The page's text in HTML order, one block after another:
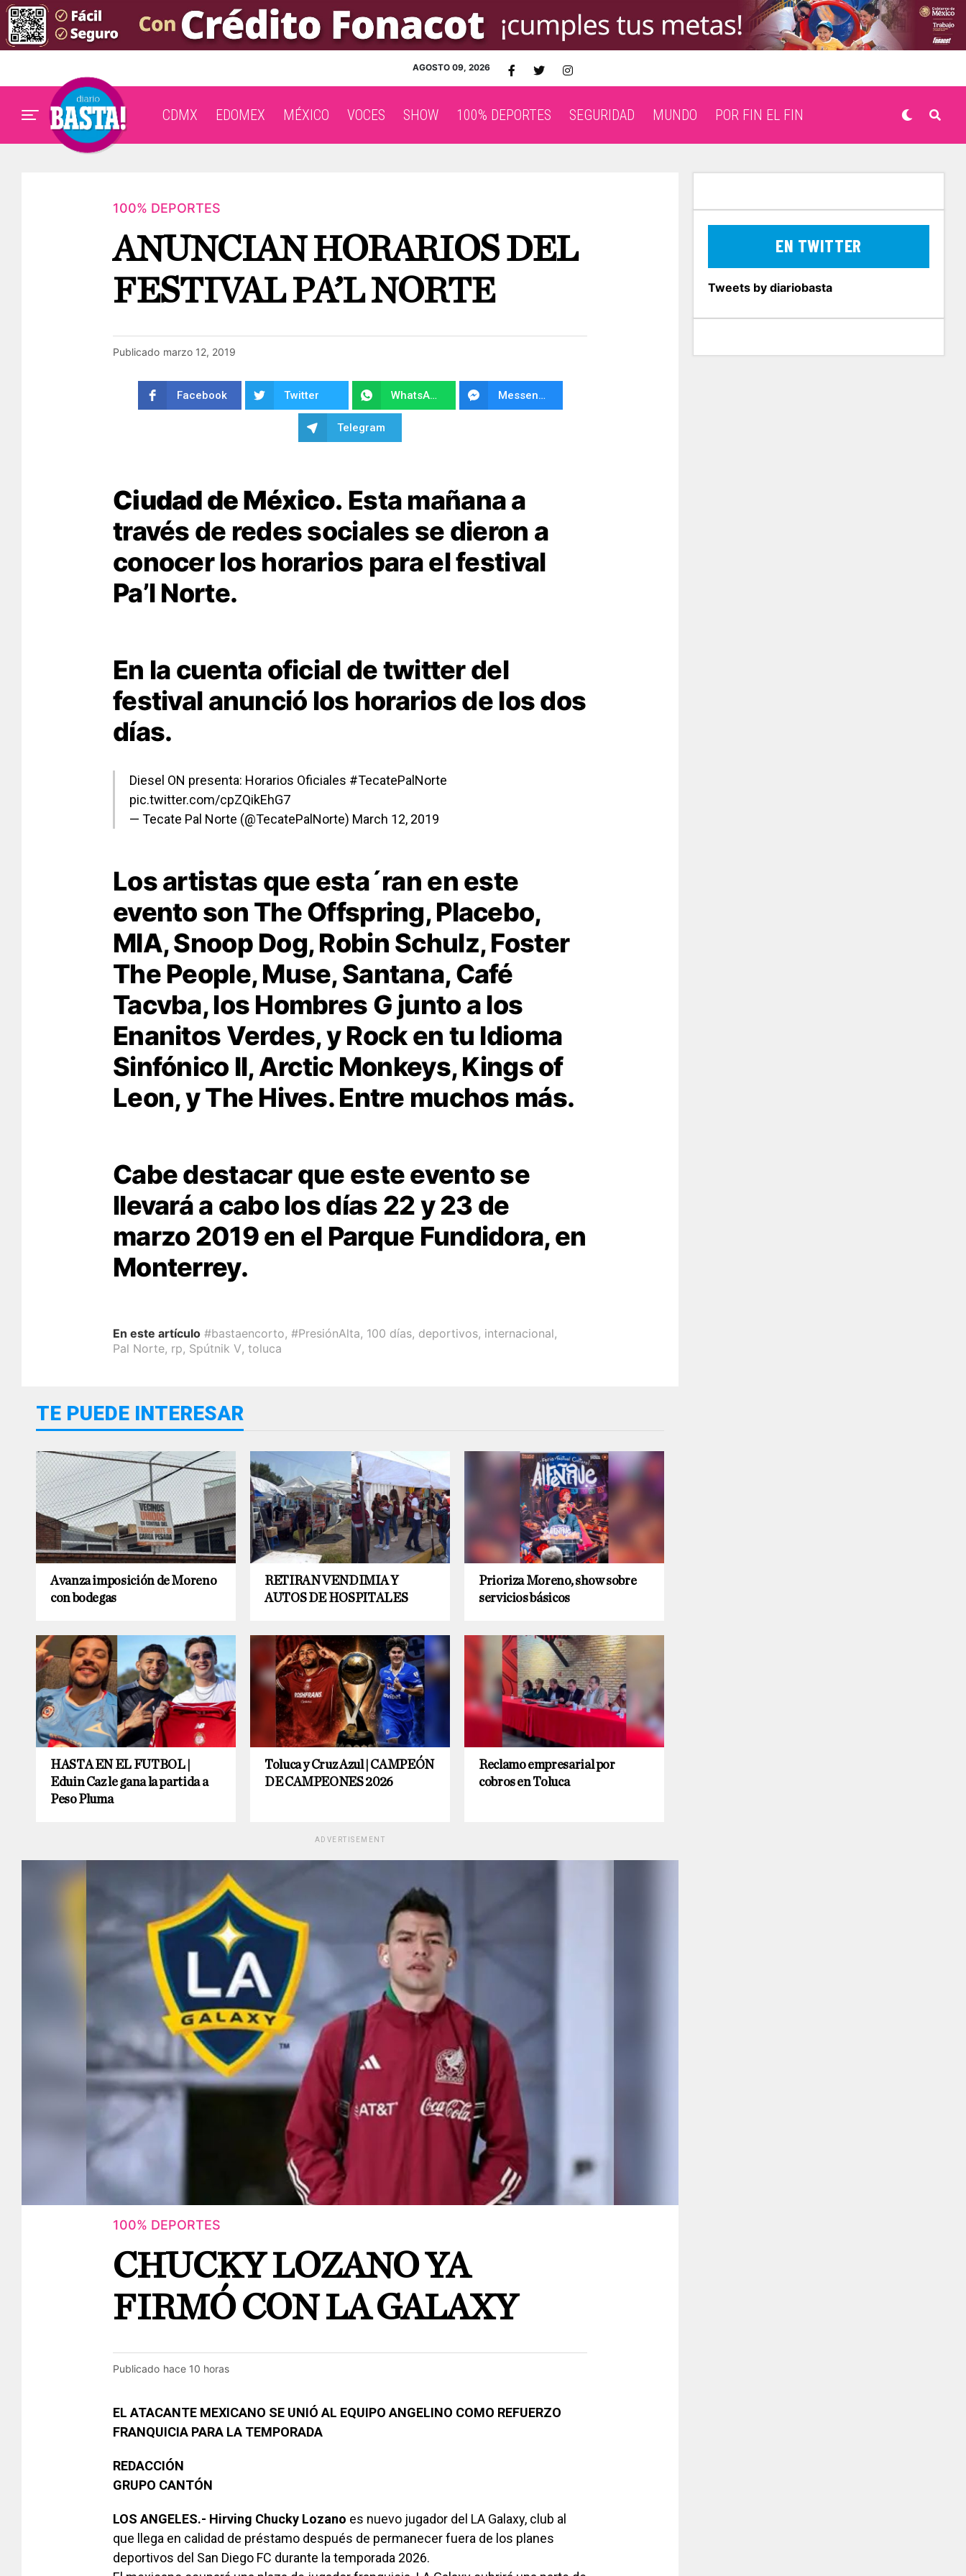
AGOSTO 09, 2026
CDMX EDOMEX MÉXICO VOCES SHOW 100% DEPORTES SEGURIDAD MUNDO POR FIN EL FIN
100% DEPORTES
ANUNCIAN HORARIOS DEL
FESTIVAL PA’L NORTE
Publicado marzo 12, 2019
Facebook Twitter WhatsApp Messenger
Telegram
Ciudad de México. Esta mañana a
través de redes sociales se dieron a
conocer los horarios para el festival
Pa’l Norte.
En la cuenta oficial de twitter del
festival anunció los horarios de los dos
días.
Diesel ON presenta: Horarios Oficiales #TecatePalNorte
pic.twitter.com/cpZQikEhG7
— Tecate Pal Norte (@TecatePalNorte) March 12, 2019
Los artistas que esta´ran en este
evento son The Offspring, Placebo,
MIA, Snoop Dog, Robin Schulz, Foster
The People, Muse, Santana, Café
Tacvba, los Hombres G junto a los
Enanitos Verdes, y Rock en tu Idioma
Sinfónico II, Arctic Monkeys, Kings of
Leon, y The Hives. Entre muchos más.
Cabe destacar que este evento se
llevará a cabo los días 22 y 23 de
marzo 2019 en el Parque Fundidora, en
Monterrey.
En este artículo #bastaencorto, #PresiónAlta, 100 días, deportivos, internacional,
Pal Norte, rp, Spútnik V, toluca
TE PUEDE INTERESAR
Avanza imposición de Moreno
con bodegas
RETIRAN VENDIMIA Y
AUTOS DE HOSPITALES
Prioriza Moreno, show sobre
servicios básicos
HASTA EN EL FUTBOL |
Eduin Caz le gana la partida a
Peso Pluma
Toluca y Cruz Azul | CAMPEÓN
DE CAMPEONES 2026
Reclamo empresarial por
cobros en Toluca
ADVERTISEMENT
100% DEPORTES
CHUCKY LOZANO YA
FIRMÓ CON LA GALAXY
Publicado hace 10 horas
EL ATACANTE MEXICANO SE UNIÓ AL EQUIPO ANGELINO COMO REFUERZO
FRANQUICIA PARA LA TEMPORADA
REDACCIÓN
GRUPO CANTÓN
LOS ANGELES.- Hirving Chucky Lozano es nuevo jugador del LA Galaxy, club al
que llega en calidad de préstamo después de permanecer fuera de los planes
deportivos del San Diego FC durante la temporada 2026.
EN TWITTER
Tweets by diariobasta